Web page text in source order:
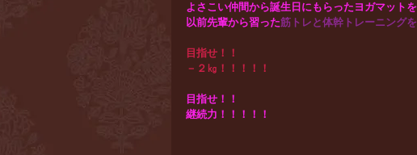
よさこい仲間から誕生日にもらったヨガマット
以前先輩から習った筋トレと体幹トレーニング
目指せ！！
－２㎏！！！！！
目指せ！！
継続力！！！！！